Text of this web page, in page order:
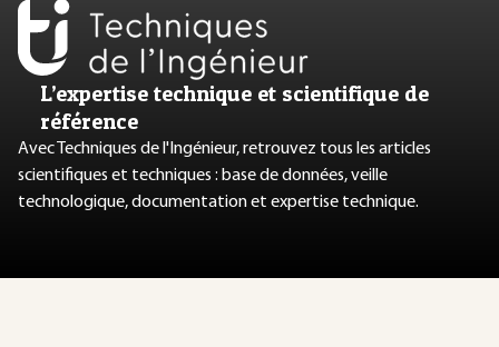
L’expertise technique et scientifique de
référence
Avec Techniques de l'Ingénieur, retrouvez tous les articles
scientifiques et techniques : base de données, veille
technologique, documentation et expertise technique.